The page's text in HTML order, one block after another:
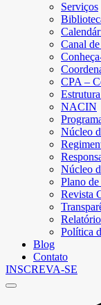
Serviços
Canal
CPA –
NACIN
Núcleo
Núcleo
Plano
Revista
Política
Blog
Contato
INSCREVA-SE